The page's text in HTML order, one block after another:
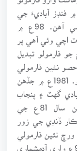
فنڊز آباديءَ جي
آهن. رپورٽ اچي وئي آهي پر
فارمولو تبديل
نئين فارمولي
۾ وڌندو ۽ پنجاب جو حصو گهٽ ٿيندو. 1981ع ۾ جڏهن
گهٽ ۽ پنجاب
ڏنڊي جي زور
وسيلن جي ورڇ نئين فارمولي
تي ڪرائڻ ۾ ڪامياب وئي پر هاڻي 98ع واري آدمشماري